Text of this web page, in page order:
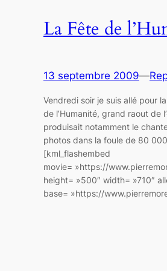
La Fête de
13 septembre 2009—
Vendredi soir je suis allé pour
de l’Humanité, grand raout de
produisait notamment le
photos dans la foule de 80
[kml_flashembed
movie= »https://
height= »500″ width= »710″
base= »https://